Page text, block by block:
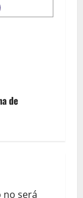
de
no será